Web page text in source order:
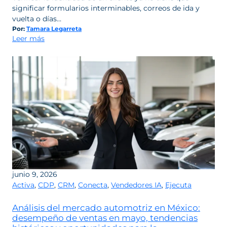
significar formularios interminables, correos de ida y
vuelta o días…
Por: Tamara Legarreta
Leer más:
WhatsApp:
la
confianza
ya
no
debe
frenar
el
crecimiento
de
las
junio 9, 2026
Activa, CDP, CRM, Conecta, Vendedores IA, Ejecuta
Análisis del mercado automotriz en México:
desempeño de ventas en mayo, tendencias